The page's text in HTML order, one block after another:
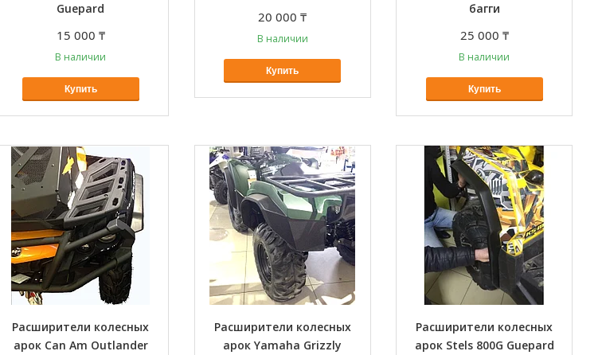
Guepard
15 000 ₸
В наличии
Купить
20 000 ₸
В наличии
Купить
багги
25 000 ₸
В наличии
Купить
Расширители колесных
арок Can Am Outlander
Расширители колесных
арок Yamaha Grizzly
Расширители колесных
арок Stels 800G Guepard